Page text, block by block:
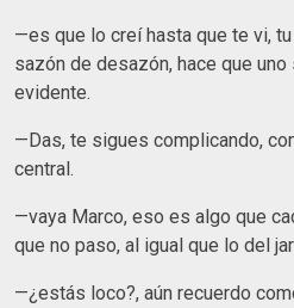
—es que lo creí hasta que te vi,
sazón de desazón, hace que
evidente.
—Das, te sigues complicando,
central.
—vaya Marco, eso es algo que
que no paso, al igual que lo del
—¿estás loco?, aún recuerdo